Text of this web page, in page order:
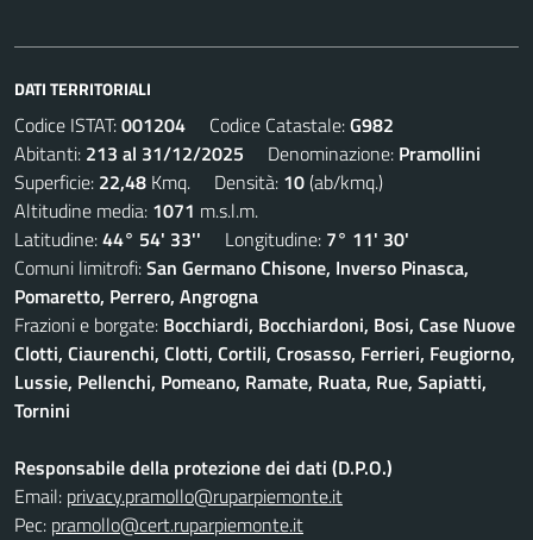
DATI TERRITORIALI
Codice ISTAT:001204 Codice Catastale:G982
Abitanti: 213 al 31/12/2025 Denominazione: Pramollini
Superficie: 22,48 Kmq. Densità: 10(ab/kmq.)
Altitudine media: 1071 m.s.l.m.
Latitudine:44° 54' 33'' Longitudine: 7° 11' 30'
Comuni limitrofi:San Germano Chisone, Inverso Pinasca,
Pomaretto, Perrero, Angrogna
Frazioni e borgate: Bocchiardi, Bocchiardoni, Bosi, Case Nuove
Clotti, Ciaurenchi, Clotti, Cortili, Crosasso, Ferrieri, Feugiorno,
Lussie, Pellenchi, Pomeano, Ramate, Ruata, Rue, Sapiatti,
Tornini
Responsabile della protezione dei dati (D.P.O.)
Email: privacy.pramollo@ruparpiemonte.it
Pec: pramollo@cert.ruparpiemonte.it